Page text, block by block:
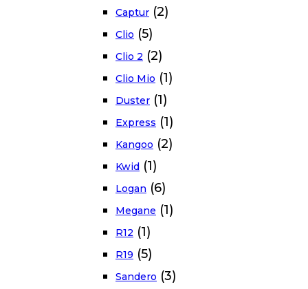
Captur (2)
Clio (5)
Clio 2 (2)
Clio Mio (1)
Duster (1)
Express (1)
Kangoo (2)
Kwid (1)
Logan (6)
Megane (1)
R12 (1)
R19 (5)
Sandero (3)